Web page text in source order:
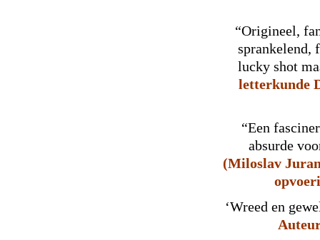
“Origineel,
sprankelend,
lucky shot
letterkunde
“Een
absurde
(Miloslav
‘Wreed en